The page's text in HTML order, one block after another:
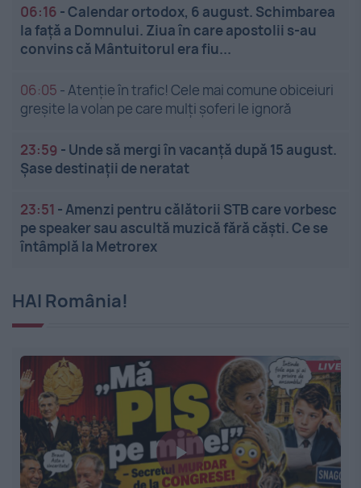
06:16 -Calendar ortodox, 6 august. Schimbarea
la față a Domnului. Ziua în care apostolii s-au
convins că Mântuitorul era fiu...
06:05 -Atenție în trafic! Cele mai comune obiceiuri
greșite la volan pe care mulți șoferi le ignoră
23:59 - Unde să mergi în vacanță după 15 august.
Șase destinații de neratat
23:51 -Amenzi pentru călătorii STB care vorbesc
pe speaker sau ascultă muzică fără căști. Ce se
întâmplă la Metrorex
HAI România!